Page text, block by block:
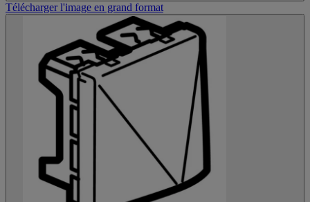
Télécharger l'image en grand format